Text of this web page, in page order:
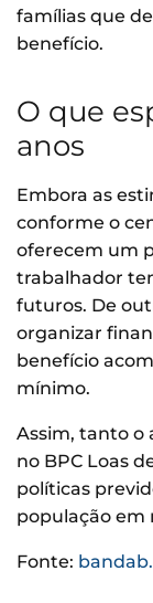
famílias que
benefício.
O que
anos
Embora as
conforme o
oferecem um
trabalhador
futuros. De
organizar
benefício
mínimo.
Assim, tanto o
no BPC Loas
políticas
população em
Fonte: